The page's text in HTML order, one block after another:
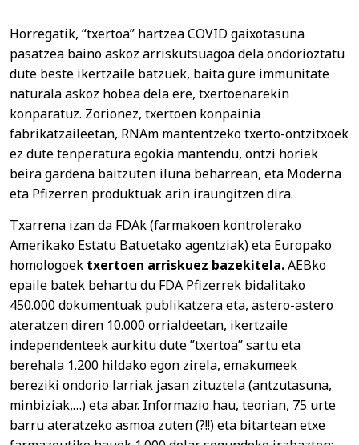
Horregatik, “txertoa” hartzea COVID gaixotasuna
pasatzea baino askoz arriskutsuagoa dela ondorioztatu
dute beste ikertzaile batzuek, baita gure immunitate
naturala askoz hobea dela ere, txertoenarekin
konparatuz. Zorionez, txertoen konpainia
fabrikatzaileetan, RNAm mantentzeko txerto-ontzitxoek
ez dute tenperatura egokia mantendu, ontzi horiek
beira gardena baitzuten iluna beharrean, eta Moderna
eta Pfizerren produktuak arin iraungitzen dira.
Txarrena izan da FDAk (farmakoen kontrolerako
Amerikako Estatu Batuetako agentziak) eta Europako
homologoek txertoen arriskuez bazekitela.AEBko
epaile batek behartu du FDA Pfizerrek bidalitako
450.000 dokumentuak publikatzera eta, astero-astero
ateratzen diren 10.000 orrialdeetan, ikertzaile
independenteek aurkitu dute ”txertoa” sartu eta
berehala 1.200 hildako egon zirela, emakumeek
bereziki ondorio larriak jasan zituztela (antzutasuna,
minbiziak,…) eta abar. Informazio hau, teorian, 75 urte
barru ateratzeko asmoa zuten (?!!) eta bitartean etxe